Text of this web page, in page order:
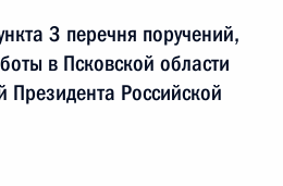
3 перечня поручений,
в Псковской области
Российской